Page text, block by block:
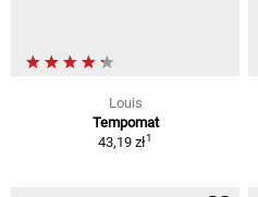
Louis
Tempomat
43,19 zł1